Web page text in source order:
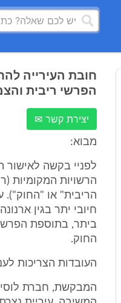
חובת העירייה
הפרשי ריבית
יצירת קשר ✉
מבוא:
חיובי יתר בגין
ביתר, בתוספת
החוק.
העובדות הצריכות
המבקשת, חברת